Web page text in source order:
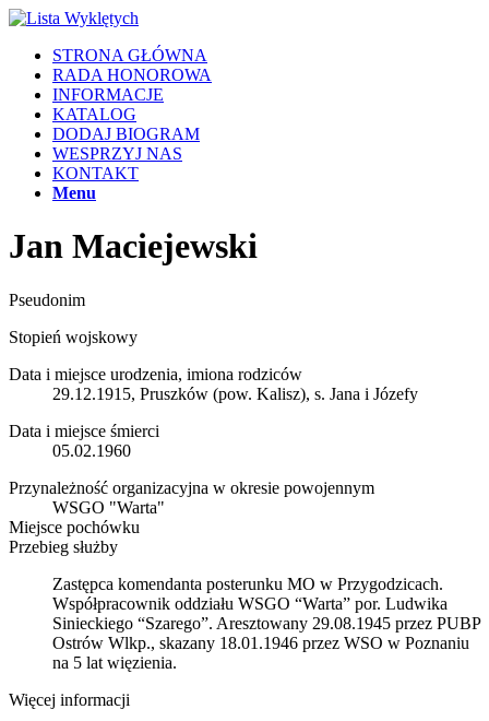
STRONA GŁÓWNA
RADA HONOROWA
INFORMACJE
KATALOG
DODAJ BIOGRAM
WESPRZYJ NAS
KONTAKT
Menu
Jan Maciejewski
Pseudonim
Stopień wojskowy
Data i miejsce urodzenia, imiona rodziców
29.12.1915, Pruszków (pow. Kalisz), s. Jana i Józefy
Data i miejsce śmierci
05.02.1960
Przynależność organizacyjna w okresie powojennym
WSGO "Warta"
Miejsce pochówku
Przebieg służby
Zastępca komendanta posterunku MO w Przygodzicach.
Współpracownik oddziału WSGO “Warta” por. Ludwika
Sinieckiego “Szarego”. Aresztowany 29.08.1945 przez PUBP
Ostrów Wlkp., skazany 18.01.1946 przez WSO w Poznaniu
na 5 lat więzienia.
Więcej informacji